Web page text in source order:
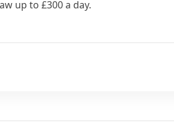
up to £300 a day.